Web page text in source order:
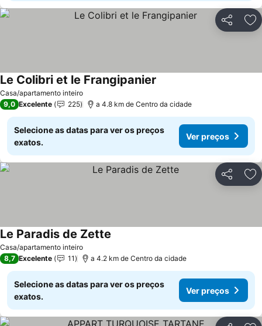
Partilhar
Casa/apartamento inteiro
Le Colibri et le Frangipanier
9,0 Excelente 225 a 4.8 km de Centro da cidade
Selecione as datas para ver os preços
exatos.
Ver preços
Partilhar
Casa/apartamento inteiro
Le Paradis de Zette
8,7 Excelente 11 a 4.2 km de Centro da cidade
Selecione as datas para ver os preços
exatos.
Ver preços